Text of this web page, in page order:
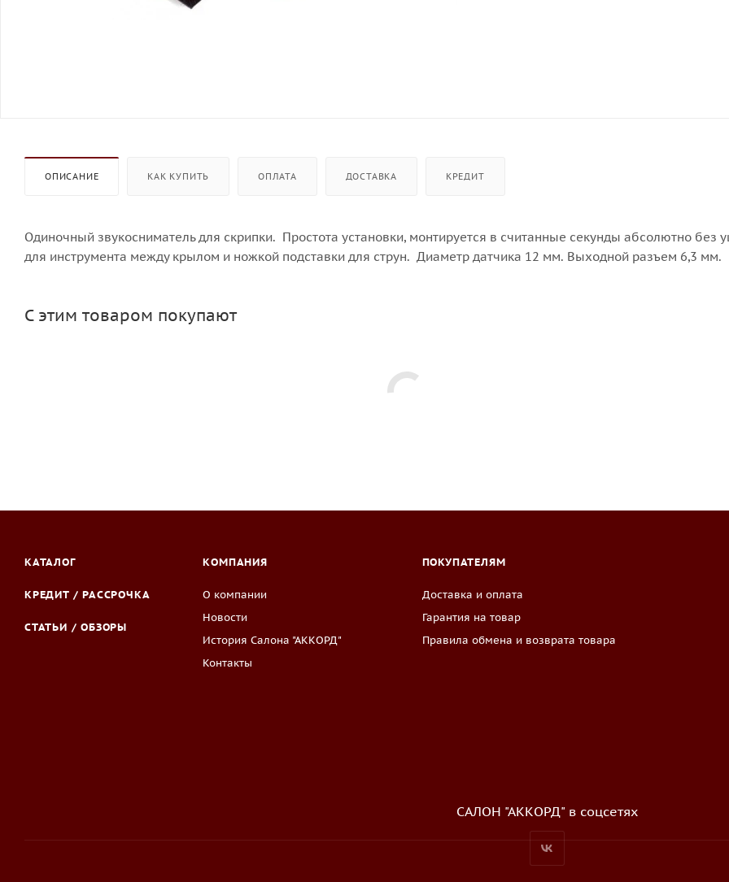
ОПИСАНИЕ КАК КУПИТЬ ОПЛАТА ДОСТАВКА КРЕДИТ
Одиночный звукосниматель для скрипки. Простота установки, монтируется в считанные секунды абсолютно без
для инструмента между крылом и ножкой подставки для струн. Диаметр датчика 12 мм. Выходной разъем 6,3 мм.
С этим товаром покупают
КАТАЛОГ
КРЕДИТ / РАССРОЧКА
СТАТЬИ / ОБЗОРЫ
КОМПАНИЯ
О компании
Новости
История Салона "АККОРД"
Контакты
ПОКУПАТЕЛЯМ
Доставка и оплата
Гарантия на товар
Правила обмена и возврата товара
САЛОН "АККОРД" в соцсетях